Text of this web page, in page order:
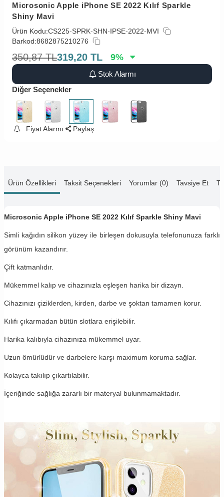
Microsonic Apple iPhone SE 2022 Kılıf Sparkle
Shiny Mavi
Ürün Kodu:CS225-SPRK-SHN-IPSE-2022-MVI
Barkod:8682875210276
350,87 TL319,20 TL 9%
Stok Alarmı
Diğer Seçenekler
Fiyat Alarmı Paylaş
Ürün Özellikleri Taksit Seçenekleri Yorumlar (0) Tavsiye Et
Microsonic Apple iPhone SE 2022 Kılıf Sparkle Shiny Mavi
Simli kağıdın silikon yüzey ile birleşen dokusuyla telefonunuza farklı
görünüm kazandırır.
Çift katmanlıdır.
Mükemmel kalıp ve cihazınızla eşleşen harika bir dizayn.
Cihazınızı çiziklerden, kirden, darbe ve şoktan tamamen korur.
Kılıfı çıkarmadan bütün slotlara erişilebilir.
Harika kalıbıyla cihazınıza mükemmel uyar.
Uzun ömürlüdür ve darbelere karşı maximum koruma sağlar.
Kolayca takılıp çıkartılabilir.
İçeriğinde sağlığa zararlı bir materyal bulunmamaktadır.